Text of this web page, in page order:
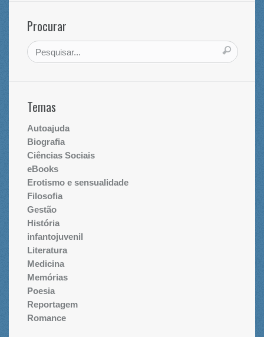
Procurar
Temas
Autoajuda
Biografia
Ciências Sociais
eBooks
Erotismo e sensualidade
Filosofia
Gestão
História
infantojuvenil
Literatura
Medicina
Memórias
Poesia
Reportagem
Romance